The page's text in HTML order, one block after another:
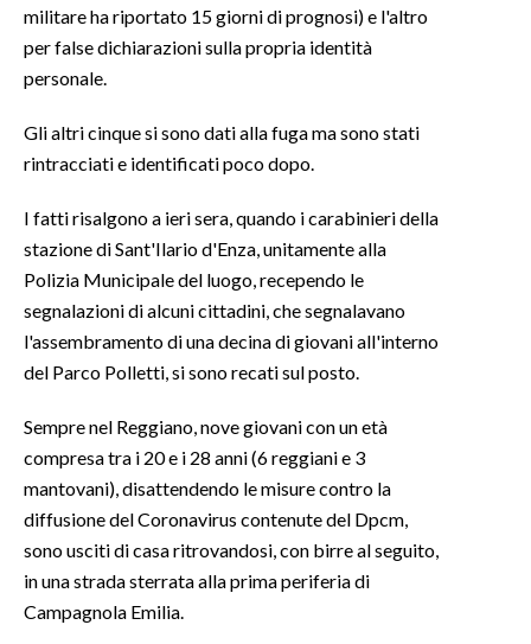
#CARAUNIONE
3 MINUTI CON
INSULARITÀ
ANNUNCI
NECROLOGI
PUBBLICITÀ
SPIAGGE
militare ha riportato 15 giorni di prognosi) e l'altro
per false dichiarazioni sulla propria identità
personale.
Gli altri cinque si sono dati alla fuga ma sono stati
rintracciati e identificati poco dopo.
I fatti risalgono a ieri sera, quando i carabinieri della
stazione di Sant'Ilario d'Enza, unitamente alla
Polizia Municipale del luogo, recependo le
segnalazioni di alcuni cittadini, che segnalavano
l'assembramento di una decina di giovani all'interno
del Parco Polletti, si sono recati sul posto.
Sempre nel Reggiano, nove giovani con un età
compresa tra i 20 e i 28 anni (6 reggiani e 3
mantovani), disattendendo le misure contro la
diffusione del Coronavirus contenute del Dpcm,
sono usciti di casa ritrovandosi, con birre al seguito,
in una strada sterrata alla prima periferia di
Campagnola Emilia.